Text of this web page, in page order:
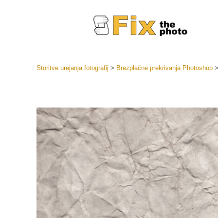
ponudbe
Mobilne
Storitve urejanja fotografij > Brezplačne prekrivanja Photoshop>